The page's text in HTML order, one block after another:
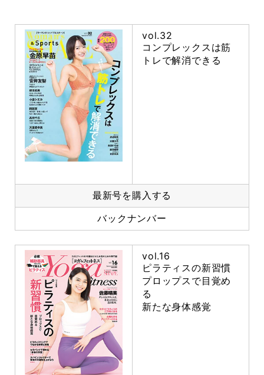
vol.32
コンプレックスは筋
トレで解消できる
最新号を購入する
バックナンバー
vol.16
ピラティスの新習慣
プロップスで目覚め
る
新たな身体感覚